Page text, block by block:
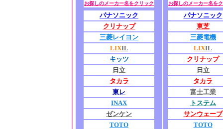
お探しのメーカー名をクリック
パナソニック
クリナップ
三菱レイヨン
LIXIL
キッツ
日立
タカラ
東レ
INAX
ゼンケン
TOTO
お探しのメーカー名を
パナソニック
東芝
三菱電機
LIXIL
クリナップ
日立
タカラ
富士工業
トステム
サンウェーブ
TOTO